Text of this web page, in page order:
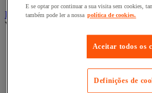
Ferramentas elétricas portáteis -
Ver todas as categorias
Acesórios para berbequim
Acessórios para berbequim
Acessórios para cortador-lixador
Acessórios para Dremel
Acessórios para Ferramentas
E se optar por continuar a sua visita sem cookies,
também pode ler a nossa política de cookies.
Aceitar todos os
Definições de